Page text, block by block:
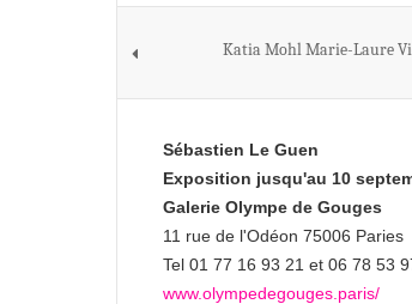
Katia Mohl Marie-Laure
Sébastien Le Guen
Exposition jusqu'au 10
Galerie Olympe de Gouges
11 rue de l'Odéon 75006 Paries
Tel 01 77 16 93 21 et 06 78 53
www.olympedegouges.paris/